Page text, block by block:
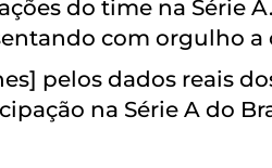
do time na Série
com orgulho a
pelos dados reais
na Série A do